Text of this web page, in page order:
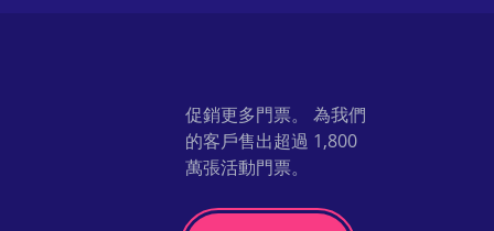
促銷更多門票。 為我們
的客戶售出超過 1,800
萬張活動門票。